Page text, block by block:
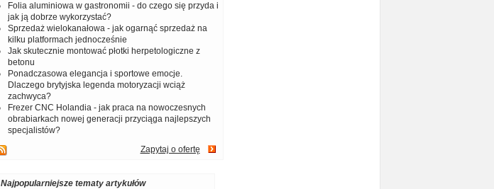
Folia aluminiowa w gastronomii - do czego się przyda i
jak ją dobrze wykorzystać?
Sprzedaż wielokanałowa - jak ogarnąć sprzedaż na
kilku platformach jednocześnie
Jak skutecznie montować płotki herpetologiczne z
betonu
Ponadczasowa elegancja i sportowe emocje.
Dlaczego brytyjska legenda motoryzacji wciąż
zachwyca?
Frezer CNC Holandia - jak praca na nowoczesnych
obrabiarkach nowej generacji przyciąga najlepszych
specjalistów?
Zapytaj o ofertę
Najpopularniejsze tematy artykułów